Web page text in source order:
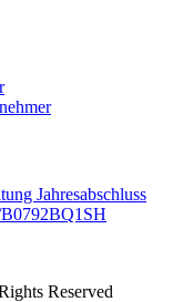
Jahresabschluss
Reserved